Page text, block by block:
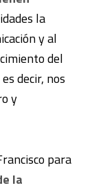
la
y al
del
decir, nos
y
para
la